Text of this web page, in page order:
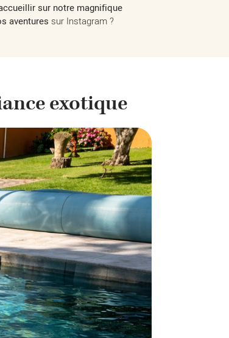
sur notre magnifique
aventures sur Instagram ?
exotique